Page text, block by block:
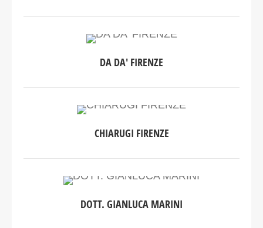
DA DA' FIRENZE
CHIARUGI FIRENZE
DOTT. GIANLUCA MARINI